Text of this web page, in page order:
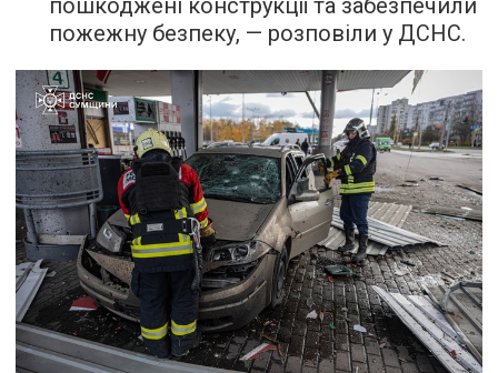
пожежну безпеку, — розповіли у ДСНС.